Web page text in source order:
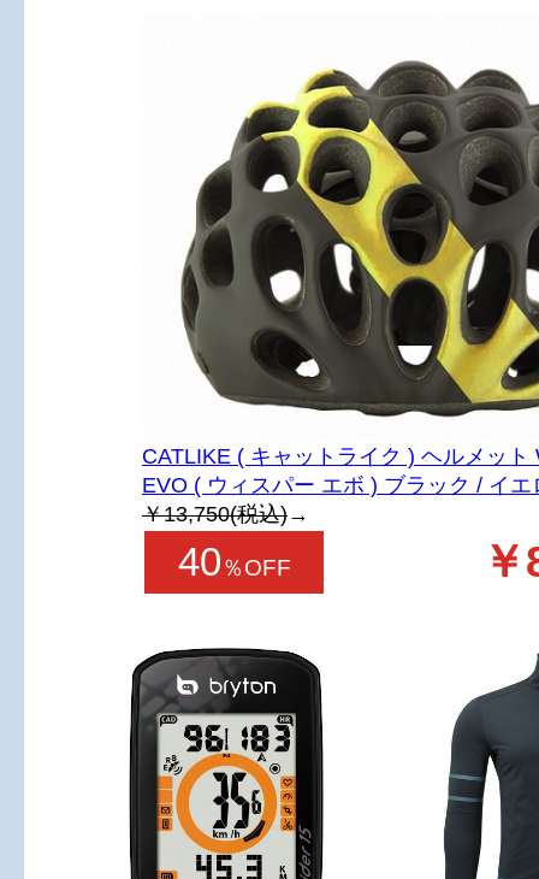
CATLIKE ( キャットライク ) ヘルメット
EVO ( ウィスパー エボ ) ブラック / イエ
￥13,750(税込)→
40％OFF